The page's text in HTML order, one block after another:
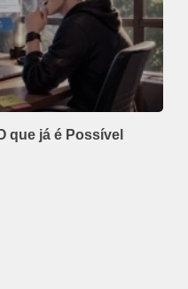
que já é Possível